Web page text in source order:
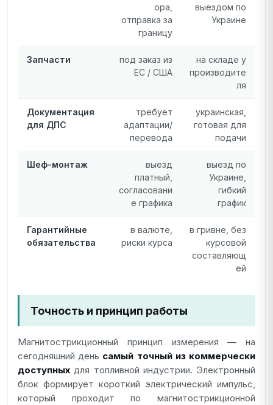
ора,
отправка за
границу
выездом по
Украине
Запчасти
под заказ из
ЕС / США
на складе у
производите
ля
Документация
для ДПС
требует
адаптации/
перевода
украинская,
готовая для
подачи
Шеф-монтаж
выезд
платный,
согласовани
е графика
выезд по
Украине,
гибкий
график
Гарантийные
обязательства
в валюте,
риски курса
в гривне, без
курсовой
составляющ
ей
Точность и принцип работы
Магнитострикционный принцип измерения — на
сегодняшний день самый точный из коммерчески
доступных для топливной индустрии. Электронный
блок формирует короткий электрический импульс,
который проходит по магнитострикционной